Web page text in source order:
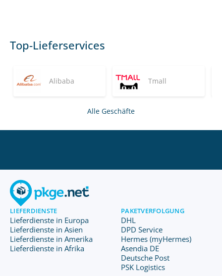
Top-Lieferservices
Alibaba Tmall
Alle Geschäfte
LIEFERDIENSTE
Lieferdienste in Europa
Lieferdienste in Asien
Lieferdienste in Amerika
Lieferdienste in Afrika
PAKETVERFOLGUNG
DHL
DPD Service
Hermes (myHermes)
Asendia DE
Deutsche Post
PSK Logistics